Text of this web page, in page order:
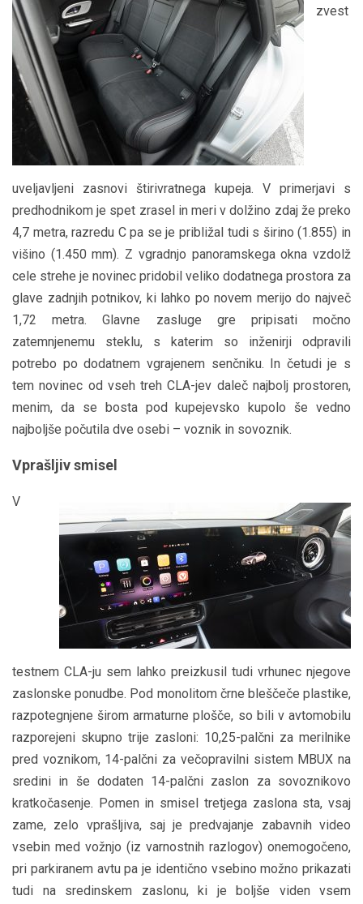
zvest
uveljavljeni zasnovi štirivratnega kupeja. V primerjavi s
predhodnikom je spet zrasel in meri v dolžino zdaj že preko
4,7 metra, razredu C pa se je približal tudi s širino (1.855) in
višino (1.450 mm). Z vgradnjo panoramskega okna vzdolž
cele strehe je novinec pridobil veliko dodatnega prostora za
glave zadnjih potnikov, ki lahko po novem merijo do največ
1,72 metra. Glavne zasluge gre pripisati močno
zatemnjenemu steklu, s katerim so inženirji odpravili
potrebo po dodatnem vgrajenem senčniku. In četudi je s
tem novinec od vseh treh CLA-jev daleč najbolj prostoren,
menim, da se bosta pod kupejevsko kupolo še vedno
najboljše počutila dve osebi – voznik in sovoznik.
Vprašljiv smisel
V
testnem CLA-ju sem lahko preizkusil tudi vrhunec njegove
zaslonske ponudbe. Pod monolitom črne bleščeče plastike,
razpotegnjene širom armaturne plošče, so bili v avtomobilu
razporejeni skupno trije zasloni: 10,25-palčni za merilnike
pred voznikom, 14-palčni za večopravilni sistem MBUX na
sredini in še dodaten 14-palčni zaslon za sovoznikovo
kratkočasenje. Pomen in smisel tretjega zaslona sta, vsaj
zame, zelo vprašljiva, saj je predvajanje zabavnih video
vsebin med vožnjo (iz varnostnih razlogov) onemogočeno,
pri parkiranem avtu pa je identično vsebino možno prikazati
tudi na sredinskem zaslonu, ki je boljše viden vsem